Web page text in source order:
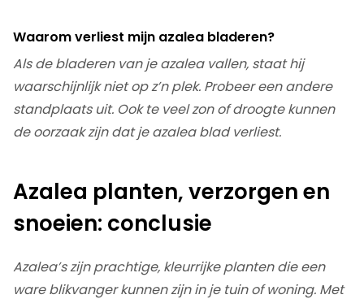
Waarom verliest mijn azalea bladeren?
Als de bladeren van je azalea vallen, staat hij
waarschijnlijk niet op z’n plek. Probeer een andere
standplaats uit. Ook te veel zon of droogte kunnen
de oorzaak zijn dat je azalea blad verliest.
Azalea planten, verzorgen en
snoeien: conclusie
Azalea’s zijn prachtige, kleurrijke planten die een
ware blikvanger kunnen zijn in je tuin of woning. Met